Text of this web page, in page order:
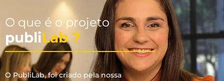
O que é o projeto
publiLab ?
O PubliLab, foi criado pela nossa